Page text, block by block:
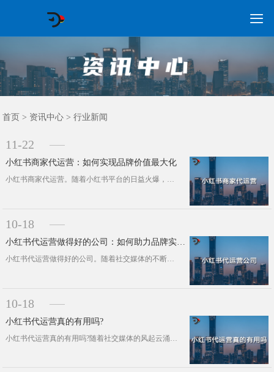

首页
GEO常见问题
GEO优化
海外GEO
网络营销
企业培训
软件开发
政策申报
资讯中心
关于我们
首页 > 资讯中心 >行业新闻
11-22
小红书商家代运营：如何实现品牌价值最大化
小红书商家代运营。随着小红书平台的日益火爆，越来越多的商家开始关注并投入到小红书运营中。然而，面对竞争激烈的市场，如何才能脱颖···
10-18
小红书代运营做得好的公司。随着社交媒体的不断发展，小红书作为国内的分享平台，吸引了众多品牌和商家入驻。如何在竞争激烈的小红书市···
10-18
小红书代运营真的有用吗?